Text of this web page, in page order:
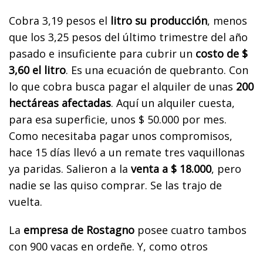
Cobra 3,19 pesos el litro su producción, menos
que los 3,25 pesos del último trimestre del año
pasado e insuficiente para cubrir un costo de $
3,60 el litro. Es una ecuación de quebranto. Con
lo que cobra busca pagar el alquiler de unas 200
hectáreas afectadas. Aquí un alquiler cuesta,
para esa superficie, unos $ 50.000 por mes.
Como necesitaba pagar unos compromisos,
hace 15 días llevó a un remate tres vaquillonas
ya paridas. Salieron a la venta a $ 18.000, pero
nadie se las quiso comprar. Se las trajo de
vuelta.
La empresa de Rostagno posee cuatro tambos
con 900 vacas en ordeñe. Y, como otros